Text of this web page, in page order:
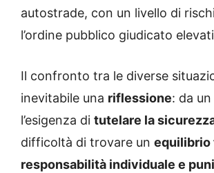
autostrade, con un livello di
l’ordine pubblico giudicato
Il confronto tra le diverse
inevitabile una riflessione: da
l’esigenza di tutelare la
difficoltà di trovare un equilibrio
responsabilità individuale e